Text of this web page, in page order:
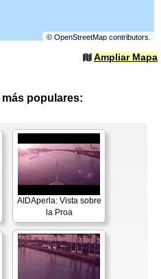
© OpenStreetMapcontributors.
Ampliar Mapa
más populares:
AIDAperla: Vista sobre
la Proa